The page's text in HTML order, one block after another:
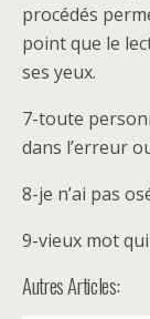
procédés
point que le
ses yeux.
7-toute
dans l’erreur
8-je n’ai pas
9-vieux mot
Autres Articles: